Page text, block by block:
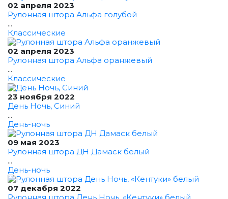
02 апреля 2023
Рулонная штора Альфа голубой
...
Классические
02 апреля 2023
Рулонная штора Альфа оранжевый
...
Классические
23 ноября 2022
День Ночь, Синий
...
День-ночь
09 мая 2023
Рулонная штора ДН Дамаск белый
...
День-ночь
07 декабря 2022